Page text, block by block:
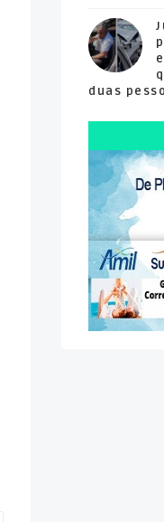
duas